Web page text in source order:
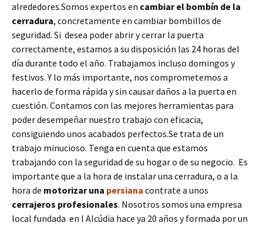
alrededores.Somos expertos en cambiar el bombín de la
cerradura, concretamente en cambiar bombillos de
seguridad. Si desea poder abrir y cerrar la puerta
correctamente, estamos a su disposición las 24 horas del
día durante todo el año. Trabajamos incluso domingos y
festivos. Y lo más importante, nos comprometemos a
hacerlo de forma rápida y sin causar daños a la puerta en
cuestión. Contamos con las mejores herramientas para
poder desempeñar nuestro trabajo con eficacia,
consiguiendo unos acabados perfectos.Se trata de un
trabajo minucioso. Tenga en cuenta que estamos
trabajando con la seguridad de su hogar o de su negocio. Es
importante que a la hora de instalar una cerradura, o a la
hora de motorizar una persiana contrate a unos
cerrajeros profesionales. Nosotros somos una empresa
local fundada en l Alcúdia hace ya 20 años y formada por un